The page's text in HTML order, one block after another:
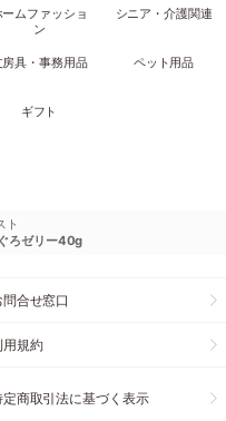
ームファッショ
ン
シニア・介護関連
房具・事務用品 ペット用品
ギフト
ト
ろゼリー40g
問合せ窓口
用規約
定商取引法に基づく表示